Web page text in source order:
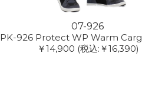
07-926
PK-926 Protect WP Warm
￥14,900 (税込:￥16,390)